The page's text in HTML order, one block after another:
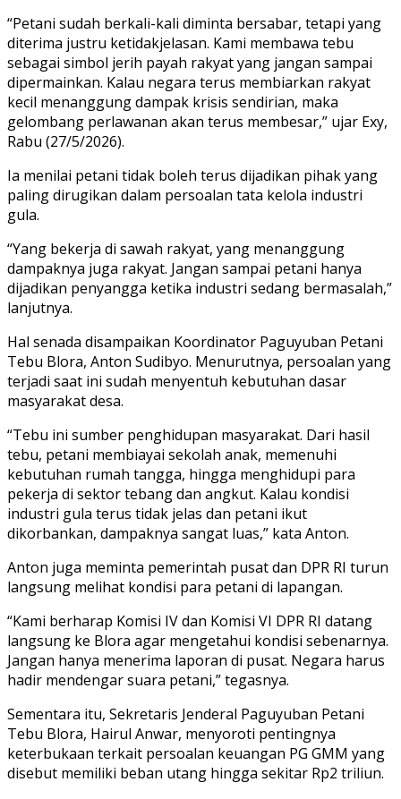
“Petani sudah berkali-kali diminta bersabar, tetapi yang
diterima justru ketidakjelasan. Kami membawa tebu
sebagai simbol jerih payah rakyat yang jangan sampai
dipermainkan. Kalau negara terus membiarkan rakyat
kecil menanggung dampak krisis sendirian, maka
gelombang perlawanan akan terus membesar,” ujar Exy,
Rabu (27/5/2026).
Ia menilai petani tidak boleh terus dijadikan pihak yang
paling dirugikan dalam persoalan tata kelola industri
gula.
“Yang bekerja di sawah rakyat, yang menanggung
dampaknya juga rakyat. Jangan sampai petani hanya
dijadikan penyangga ketika industri sedang bermasalah,”
lanjutnya.
Hal senada disampaikan Koordinator Paguyuban Petani
Tebu Blora, Anton Sudibyo. Menurutnya, persoalan yang
terjadi saat ini sudah menyentuh kebutuhan dasar
masyarakat desa.
“Tebu ini sumber penghidupan masyarakat. Dari hasil
tebu, petani membiayai sekolah anak, memenuhi
kebutuhan rumah tangga, hingga menghidupi para
pekerja di sektor tebang dan angkut. Kalau kondisi
industri gula terus tidak jelas dan petani ikut
dikorbankan, dampaknya sangat luas,” kata Anton.
Anton juga meminta pemerintah pusat dan DPR RI turun
langsung melihat kondisi para petani di lapangan.
“Kami berharap Komisi IV dan Komisi VI DPR RI datang
langsung ke Blora agar mengetahui kondisi sebenarnya.
Jangan hanya menerima laporan di pusat. Negara harus
hadir mendengar suara petani,” tegasnya.
Sementara itu, Sekretaris Jenderal Paguyuban Petani
Tebu Blora, Hairul Anwar, menyoroti pentingnya
keterbukaan terkait persoalan keuangan PG GMM yang
disebut memiliki beban utang hingga sekitar Rp2 triliun.